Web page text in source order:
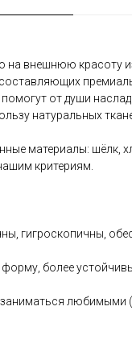
на внешнюю красоту
от души
натуральных
материалы: шёлк,
критериям.
гигроскопичны,
более
заниматься